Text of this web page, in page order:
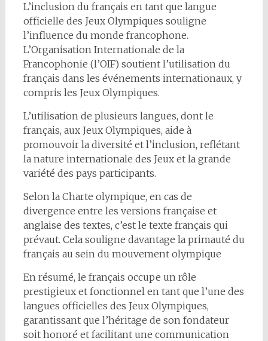
L’inclusion du français en tant que langue
officielle des Jeux Olympiques souligne
l’influence du monde francophone.
L’Organisation Internationale de la
Francophonie (l’OIF) soutient l’utilisation du
français dans les événements internationaux, y
compris les Jeux Olympiques.
L’utilisation de plusieurs langues, dont le
français, aux Jeux Olympiques, aide à
promouvoir la diversité et l’inclusion, reflétant
la nature internationale des Jeux et la grande
variété des pays participants.
Selon la Charte olympique, en cas de
divergence entre les versions française et
anglaise des textes, c’est le texte français qui
prévaut. Cela souligne davantage la primauté du
français au sein du mouvement olympique
En résumé, le français occupe un rôle
prestigieux et fonctionnel en tant que l’une des
langues officielles des Jeux Olympiques,
garantissant que l’héritage de son fondateur
soit honoré et facilitant une communication